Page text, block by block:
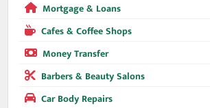
Mortgage & Loans
Cafes & Coffee Shops
Money Transfer
Barbers & Beauty Salons
Car Body Repairs